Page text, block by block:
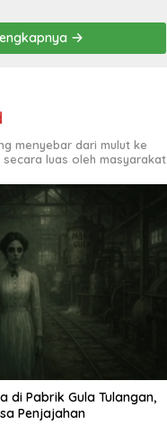
menyebar dari mulut ke
luas oleh masyarakat
di Pabrik Gula Tulangan,
Penjajahan